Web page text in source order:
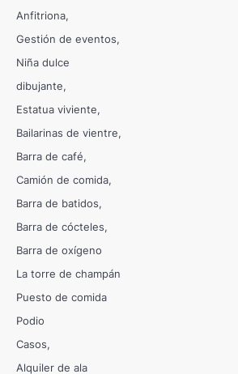
Anfitriona
Gestión de eventos
Niña dulce
dibujante
Estatua viviente
Bailarinas de vientre
Barra de café
Camión de comida
Barra de batidos
Barra de cócteles
Barra de oxígeno
La torre de champán
Puesto de comida
Podio
Casos
Alquiler de ala